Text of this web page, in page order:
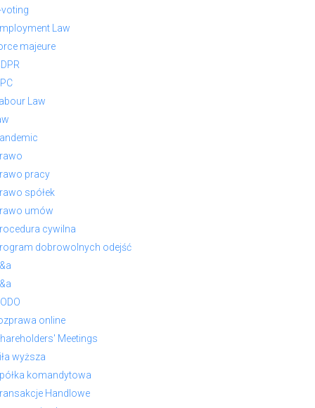
voting
Law
majeure
Labour Law
pracy
spółek
umów
cywilna
dobrowolnych odejść
online
Meetings
wyższa
komandytowa
Handlowe